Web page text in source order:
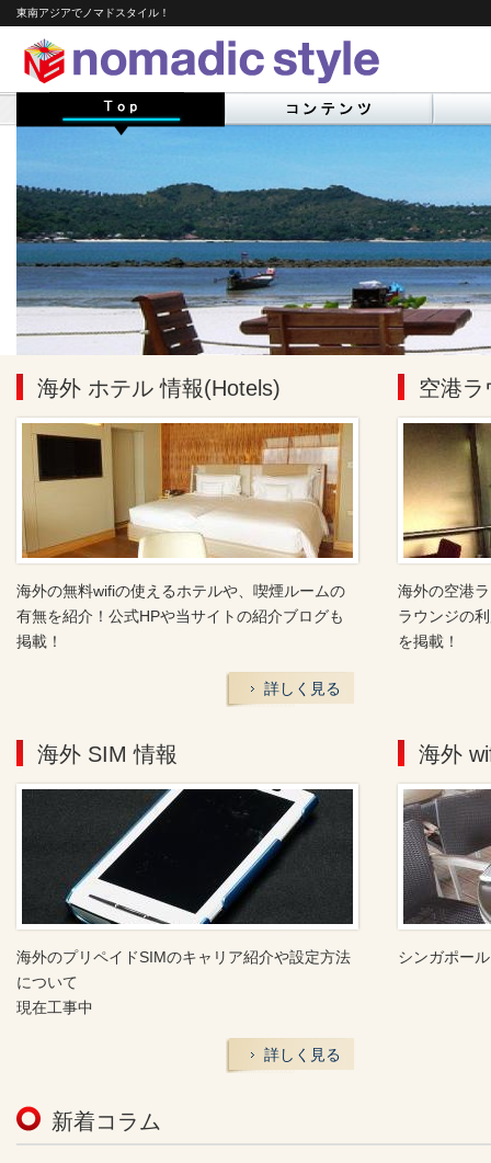
東南アジアでノマドスタイル！
海外 ホテル 情報(Hotels)
海外の無料wifiの使えるホテルや、喫煙ルームの
有無を紹介！公式HPや当サイトの紹介ブログも
掲載！
詳しく見る
空港ラ
海外の空港
ラウンジの
を掲載！
海外 SIM 情報
海外のプリペイドSIMのキャリア紹介や設定方法
について
現在工事中
詳しく見る
海外
シンガポー
新着コラム